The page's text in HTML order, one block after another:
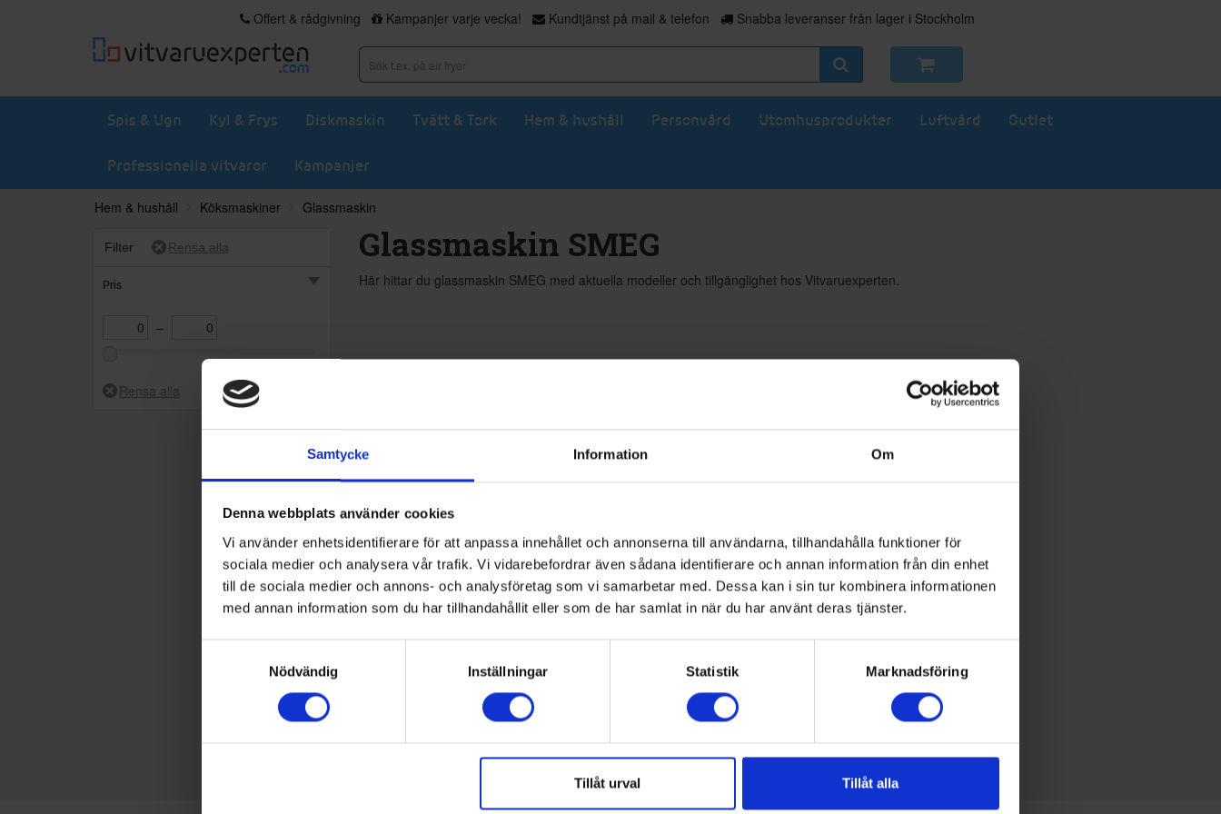
Samtycke Information Om
Denna webbplats använder cookies
Vi använder enhetsidentifierare för att anpassa innehållet och annonserna till användarna, tillhandahålla funktioner för
sociala medier och analysera vår trafik. Vi vidarebefordrar även sådana identifierare och annan information från din enhet
till de sociala medier och annons- och analysföretag som vi samarbetar med. Dessa kan i sin tur kombinera informationen
med annan information som du har tillhandahållit eller som de har samlat in när du har använt deras tjänster.
Nödvändig
Inställningar Statistik Marknadsföring
Tillåt urval Tillåt alla
Offert & rådgivning Kampanjer varje vecka! Kundtjänst på mail & telefon Snabba leveranser från lager i Stockholm
Spis & Ugn Kyl & Frys Diskmaskin Tvätt & Tork Hem & hushåll Personvård Utomhusprodukter Luftvård Outlet
Professionella vitvaror Kampanjer
Hem & hushåll Köksmaskiner Glassmaskin
Filter
Pris
–
Glassmaskin SMEG
Här hittar du glassmaskin SMEG med aktuella modeller och tillgänglighet hos Vitvaruexperten.